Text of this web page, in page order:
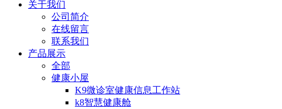
关于我们
公司简介
在线留言
联系我们
产品展示
全部
健康小屋
K9微诊室健康信息工作站
k8智慧健康舱